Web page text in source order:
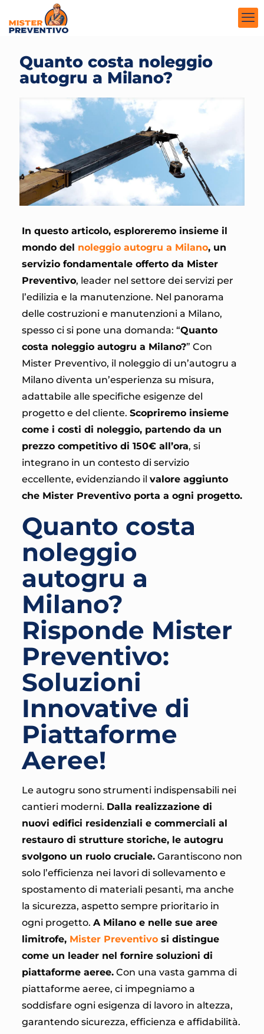
Quanto costa noleggio
autogru a Milano?
In questo articolo, esploreremo insieme il
mondo del noleggio autogru a Milano, un
servizio fondamentale offerto da Mister
Preventivo, leader nel settore dei servizi per
l’edilizia e la manutenzione. Nel panorama
delle costruzioni e manutenzioni a Milano,
spesso ci si pone una domanda: “Quanto
costa noleggio autogru a Milano?” Con
Mister Preventivo, il noleggio di un’autogru a
Milano diventa un’esperienza su misura,
adattabile alle specifiche esigenze del
progetto e del cliente. Scopriremo insieme
come i costi di noleggio, partendo da un
prezzo competitivo di 150€ all’ora, si
integrano in un contesto di servizio
eccellente, evidenziando il valore aggiunto
che Mister Preventivo porta a ogni progetto.
Quanto costa
noleggio
autogru a
Milano?
Risponde Mister
Preventivo:
Soluzioni
Innovative di
Piattaforme
Aeree!
Le autogru sono strumenti indispensabili nei
cantieri moderni. Dalla realizzazione di
nuovi edifici residenziali e commerciali al
restauro di strutture storiche, le autogru
svolgono un ruolo cruciale.Garantiscono non
solo l’efficienza nei lavori di sollevamento e
spostamento di materiali pesanti, ma anche
la sicurezza, aspetto sempre prioritario in
ogni progetto. A Milano e nelle sue aree
limitrofe, Mister Preventivosi distingue
come un leader nel fornire soluzioni di
piattaforme aeree.Con una vasta gamma di
piattaforme aeree, ci impegniamo a
soddisfare ogni esigenza di lavoro in altezza,
garantendo sicurezza, efficienza e affidabilità.